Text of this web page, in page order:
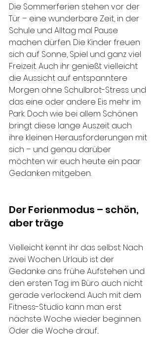
Die Sommerferien stehen vor der
Tür – eine wunderbare Zeit, in der
Schule und Alltag mal Pause
machen dürfen. Die Kinder freuen
sich auf Sonne, Spiel und ganz viel
Freizeit. Auch ihr genießt vielleicht
die Aussicht auf entspanntere
Morgen ohne Schulbrot-Stress und
das eine oder andere Eis mehr im
Park. Doch wie bei allem Schönen
bringt diese lange Auszeit auch
ihre kleinen Herausforderungen mit
sich – und genau darüber
möchten wir euch heute ein paar
Gedanken mitgeben.
Der Ferienmodus – schön,
aber träge
Vielleicht kennt ihr das selbst: Nach
zwei Wochen Urlaub ist der
Gedanke ans frühe Aufstehen und
den ersten Tag im Büro auch nicht
gerade verlockend. Auch mit dem
Fitness-Studio kann man erst
nächste Woche wieder beginnen.
Oder die Woche drauf...